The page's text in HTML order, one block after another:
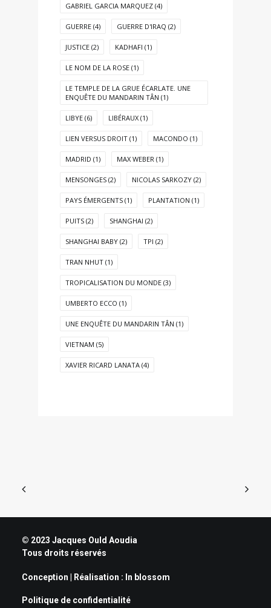
GABRIEL GARCIA MARQUEZ (4)
GUERRE (4) GUERRE D'IRAQ (2)
JUSTICE (2) KADHAFI (1)
LE NOM DE LA ROSE (1)
LE TEMPLE DE LA GRUE ÉCARLATE. UNE
ENQUÊTE DU MANDARIN TÂN (1)
LIBYE (6) LIBÉRAUX (1)
LIEN VERSUS DROIT (1) MACONDO (1)
MADRID (1) MAX WEBER (1)
MENSONGES (2) NICOLAS SARKOZY (2)
PAYS ÉMERGENTS (1) PLANTATION (1)
PUITS (2) SHANGHAI (2)
SHANGHAI BABY (2) TPI (2)
TRAN NHUT (1)
TROPICALISATION DU MONDE (3)
UMBERTO ECCO (1)
UNE ENQUÊTE DU MANDARIN TÂN (1)
VIETNAM (5)
XAVIER RICARD LANATA (4)
© 2023 Jacques Ould Aoudia
Tous droits réservés
Conception | Réalisation : In blossom
Politique de confidentialité